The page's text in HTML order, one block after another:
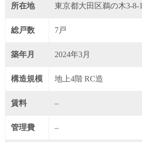
所在地 東京都大田区鵜の木3-8-1
総戸数 7戸
築年月 2024年3月
構造規模 地上4階 RC造
賃料 –
管理費 –